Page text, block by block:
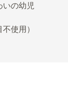
いの幼児
使用）